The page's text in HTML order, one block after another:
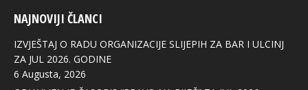
opens
in
new
window
opens
in
new
window
opens
in
new
window
NAJNOVIJI ČLANCI
IZVJEŠTAJ O RADU ORGANIZACIJE SLIJEPIH ZA BAR I ULCINJ
ZA JUL 2026. GODINE
6 Augusta, 2026